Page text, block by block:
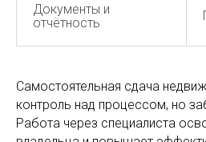
Документы и
отчётность
Самостоятельная сдача
контроль над процессом, но
Работа через специалиста